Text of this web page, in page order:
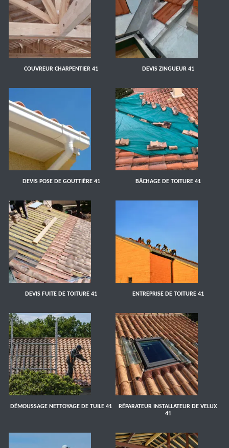
COUVREUR CHARPENTIER 41 DEVIS ZINGUEUR 41
DEVIS POSE DE GOUTTIÈRE 41 BÂCHAGE DE TOITURE 41
DEVIS FUITE DE TOITURE 41 ENTREPRISE DE TOITURE 41
DÉMOUSSAGE NETTOYAGE DE TUILE 41
RÉPARATEUR INSTALLATEUR DE VELUX
41